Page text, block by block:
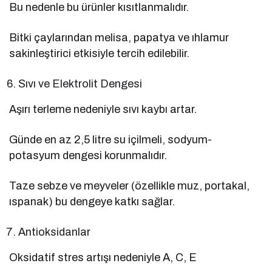
Bu nedenle bu ürünler kısıtlanmalıdır.
Bitki çaylarından melisa, papatya ve ıhlamur
sakinleştirici etkisiyle tercih edilebilir.
Sıvı ve Elektrolit Dengesi
Aşırı terleme nedeniyle sıvı kaybı artar.
Günde en az 2,5 litre su içilmeli, sodyum-
potasyum dengesi korunmalıdır.
Taze sebze ve meyveler (özellikle muz, portakal,
ıspanak) bu dengeye katkı sağlar.
Antioksidanlar
Oksidatif stres artışı nedeniyle A, C, E